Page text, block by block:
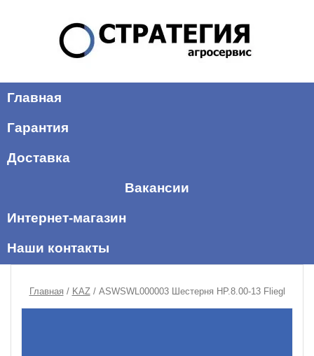
Главная
Гарантия
Доставка
Вакансии
Интернет-магазин
Наши контакты
Главная / KAZ/ ASWSWL000003 Шестерня HP.8.00-13 Fliegl